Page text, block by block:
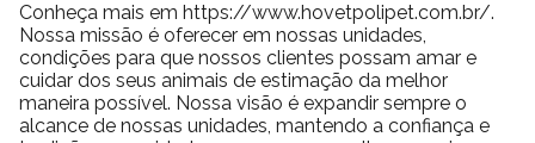
Conheça mais em https://www.hovetpolipet.com.br/.
Nossa missão é oferecer em nossas unidades,
condições para que nossos clientes possam amar e
cuidar dos seus animais de estimação da melhor
maneira possível. Nossa visão é expandir sempre o
alcance de nossas unidades, mantendo a confiança e